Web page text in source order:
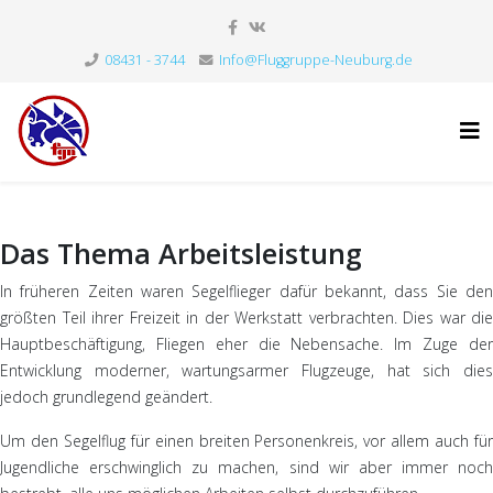
08431 - 3744 Info@Fluggruppe-Neuburg.de
Das Thema Arbeitsleistung
In früheren Zeiten waren Segelflieger dafür bekannt, dass Sie den
größten Teil ihrer Freizeit in der Werkstatt verbrachten. Dies war die
Hauptbeschäftigung, Fliegen eher die Nebensache. Im Zuge der
Entwicklung moderner, wartungsarmer Flugzeuge, hat sich dies
jedoch grundlegend geändert.
Um den Segelflug für einen breiten Personenkreis, vor allem auch für
Jugendliche erschwinglich zu machen, sind wir aber immer noch